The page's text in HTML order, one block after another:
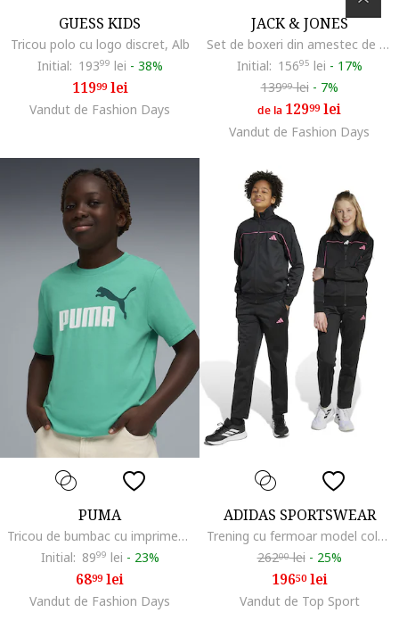
GUESS KIDS
Tricou polo cu logo discret, Alb
Initial: 19399 lei - 38%
11999lei
Vandut de Fashion Days
JACK & JONES
Set de boxeri din amestec de bumbac - 5 perechi, Multicolor
Initial: 15695 lei - 17%
13999lei - 7%
de la 12999lei
Vandut de Fashion Days
PUMA
Tricou de bumbac cu imprimeu logo
Initial: 8999 lei - 23%
6899lei
Vandut de Fashion Days
ADIDAS SPORTSWEAR
Trening cu fermoar model colorblock, Negru/Roz
26200lei - 25%
19650lei
Vandut de Top Sport